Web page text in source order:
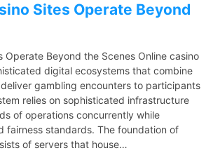
Sites Operate Beyond
Operate Beyond the Scenes Online casino
digital ecosystems that combine
gambling encounters to participants
relies on sophisticated infrastructure
of operations concurrently while
fairness standards. The foundation of
of servers that house…